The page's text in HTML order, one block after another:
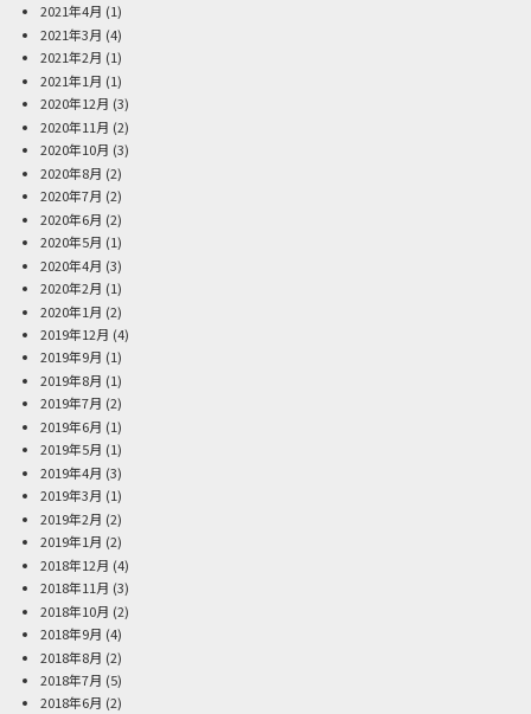
2021年4月 (1)
2021年3月 (4)
2021年2月 (1)
2021年1月 (1)
2020年12月 (3)
2020年11月 (2)
2020年10月 (3)
2020年8月 (2)
2020年7月 (2)
2020年6月 (2)
2020年5月 (1)
2020年4月 (3)
2020年2月 (1)
2020年1月 (2)
2019年12月 (4)
2019年9月 (1)
2019年8月 (1)
2019年7月 (2)
2019年6月 (1)
2019年5月 (1)
2019年4月 (3)
2019年3月 (1)
2019年2月 (2)
2019年1月 (2)
2018年12月 (4)
2018年11月 (3)
2018年10月 (2)
2018年9月 (4)
2018年8月 (2)
2018年7月 (5)
2018年6月 (2)